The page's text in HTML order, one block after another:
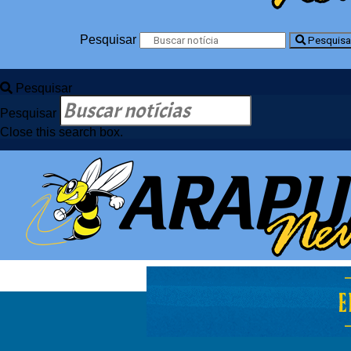
Pesquisar
Pesquisar
Pesquisar
Close this search box.